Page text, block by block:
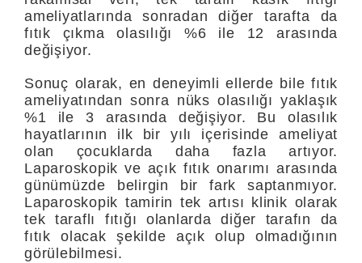
ameliyatlarında sonradan diğer tarafta da
fıtık çıkma olasılığı %6 ile 12 arasında
değişiyor.
Sonuç olarak, en deneyimli ellerde bile fıtık
ameliyatından sonra nüks olasılığı yaklaşık
%1 ile 3 arasında değişiyor. Bu olasılık
hayatlarının ilk bir yılı içerisinde ameliyat
olan çocuklarda daha fazla artıyor.
Laparoskopik ve açık fıtık onarımı arasında
günümüzde belirgin bir fark saptanmıyor.
Laparoskopik tamirin tek artısı klinik olarak
tek taraflı fıtığı olanlarda diğer tarafın da
fıtık olacak şekilde açık olup olmadığının
görülebilmesi.